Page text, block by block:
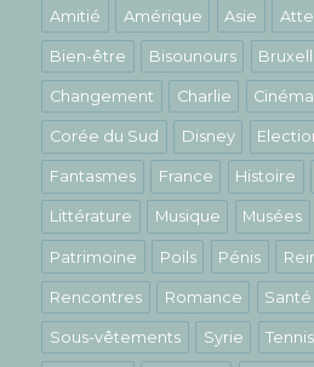
Amitié Amérique Asie
Bien-être Bisounours
Changement Charlie Cinéma
Corée du Sud Disney
Fantasmes France Histoire
Littérature Musique Musées
Patrimoine Poils Pénis
Rencontres Romance Santé
Sous-vêtements Syrie Tennis